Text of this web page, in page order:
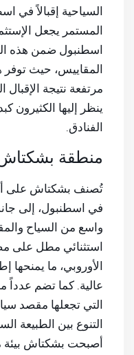
السياحية إقبالاً في
المستمر يجعل
اسطنبول ضمن هذه
المقاييس، حيث توفر
مرتفعة نتيجة الإقبال
ينظر إليها الكثيرون
الفنادق.
منطقة
تُصنف بشكتاش على
في اسطنبول، إلى
واسع من السياح
استثنائي مطل على
الأوروبي، ما يمنحها
عالية. كما تضم عدداً
التي تجعلها مقصد
التنوع بين الطبيعة
أصبحت بشكتاش بيئة